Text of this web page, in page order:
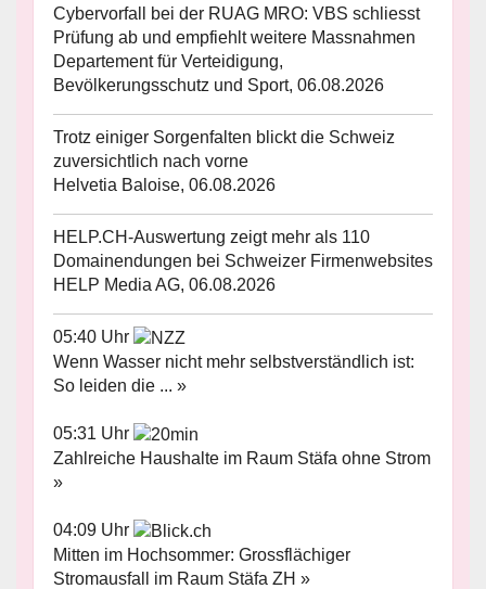
Cybervorfall bei der RUAG MRO: VBS schliesst
Prüfung ab und empfiehlt weitere Massnahmen
Departement für Verteidigung,
Bevölkerungsschutz und Sport, 06.08.2026
Trotz einiger Sorgenfalten blickt die Schweiz
zuversichtlich nach vorne
Helvetia Baloise, 06.08.2026
HELP.CH-Auswertung zeigt mehr als 110
Domainendungen bei Schweizer Firmenwebsites
HELP Media AG, 06.08.2026
05:40 Uhr
Wenn Wasser nicht mehr selbstverständlich ist:
So leiden die ... »
05:31 Uhr
Zahlreiche Haushalte im Raum Stäfa ohne Strom
»
04:09 Uhr
Mitten im Hochsommer: Grossflächiger
Stromausfall im Raum Stäfa ZH »